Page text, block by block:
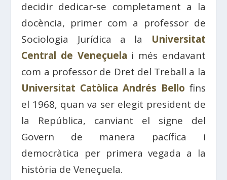
decidir dedicar-se completament a la
docència, primer com a professor de
Sociologia Jurídica a la Universitat
Central de Veneçuela i més endavant
com a professor de Dret del Treball a la
Universitat Catòlica Andrés Bello fins
el 1968, quan va ser elegit president de
la República, canviant el signe del
Govern de manera pacífica i
democràtica per primera vegada a la
història de Veneçuela.